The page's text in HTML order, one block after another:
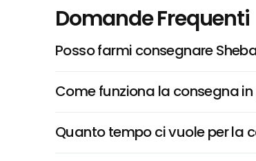
Domande Frequenti
Posso farmi consegnare
Come funziona la consegna
Quanto tempo ci vuole per la